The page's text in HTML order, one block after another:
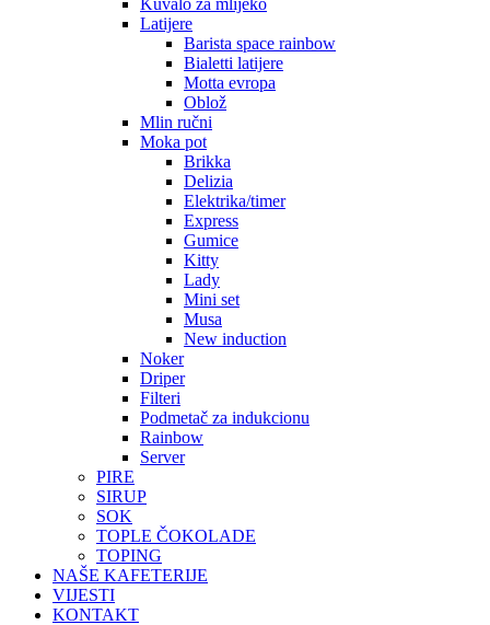
Kuvalo za mlijeko
Latijere
Barista space rainbow
Bialetti latijere
Motta evropa
Oblož
Mlin ručni
Moka pot
Brikka
Delizia
Elektrika/timer
Express
Gumice
Kitty
Lady
Mini set
Musa
New induction
Noker
Driper
Filteri
Podmetač za indukcionu
Rainbow
Server
PIRE
SIRUP
SOK
TOPLE ČOKOLADE
TOPING
NAŠE KAFETERIJE
VIJESTI
KONTAKT